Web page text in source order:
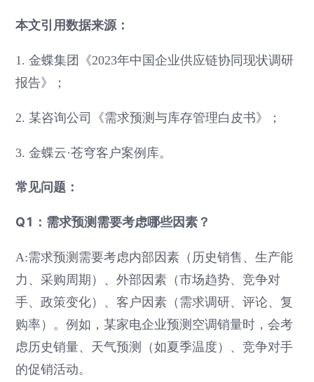
本文引用数据来源：
1. 金蝶集团《2023年中国企业供应链协同现状调研
报告》；
2. 某咨询公司《需求预测与库存管理白皮书》；
3. 金蝶云·苍穹客户案例库。
常见问题：
Q1：需求预测需要考虑哪些因素？
A:需求预测需要考虑内部因素（历史销售、生产能
力、采购周期）、外部因素（市场趋势、竞争对
手、政策变化）、客户因素（需求调研、评论、复
购率）。例如，某家电企业预测空调销量时，会考
虑历史销量、天气预测（如夏季温度）、竞争对手
的促销活动。